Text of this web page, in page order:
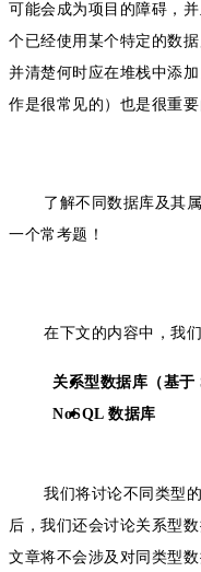
可能会成为项目的障碍，
个已经使用某个特定的数
并清楚何时应在堆栈中添
作是很常见的）也是很重要
了解不同数据库及其
一个常考题！
在下文的内容中，我
关系型数据库（基于
NoSQL 数据库
我们将讨论不同类型
后，我们还会讨论关系型
文章将不会涉及对同类型